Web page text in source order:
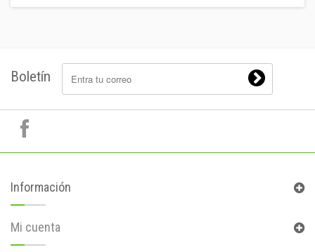
Boletín
Información
Mi cuenta